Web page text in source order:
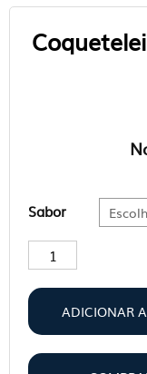
Sabor
Coqueteleira
FastWhey
600ml
BPA
Free
ADICIONAR